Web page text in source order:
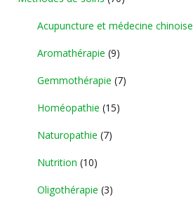
Acupuncture et médecine chinoise
Aromathérapie (9)
Gemmothérapie (7)
Homéopathie (15)
Naturopathie (7)
Nutrition (10)
Oligothérapie (3)